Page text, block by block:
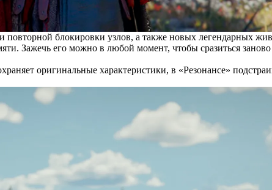
блокировки узлов, а также новых легендарных
Зажечь его можно в любой момент, чтобы сразиться
оригинальные характеристики, в «Резонансе»